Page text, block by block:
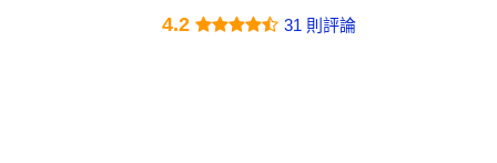
4.2 31 則評論